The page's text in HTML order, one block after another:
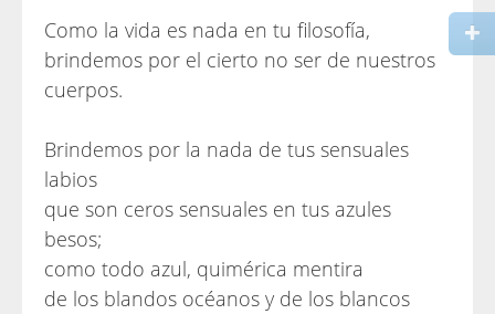
Como la vida es nada en tu filosofía,
brindemos por el cierto no ser de nuestros
cuerpos.
Brindemos por la nada de tus sensuales
labios
que son ceros sensuales en tus azules
besos;
como todo azul, quimérica mentira
de los blandos océanos y de los blancos